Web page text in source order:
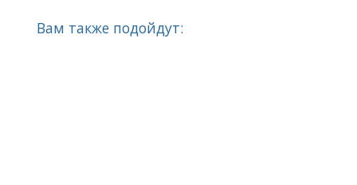
Вам также подойдут: